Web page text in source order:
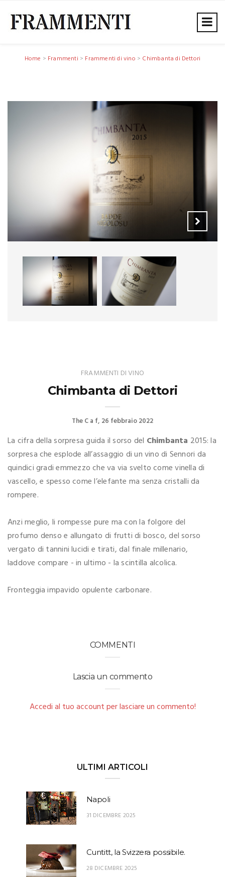
Home > Frammenti > Frammenti di vino > Chimbanta di Dettori
FRAMMENTI DI VINO
Chimbanta di Dettori
The C a f 26 febbraio 2022
La cifra della sorpresa guida il sorso del Chimbanta 2015: la
sorpresa che esplode all’assaggio di un vino di Sennori da
quindici gradi emmezzo che va via svelto come vinella di
vascello, e spesso come l’elefante ma senza cristalli da
rompere.
Anzi meglio, li rompesse pure ma con la folgore del
profumo denso e allungato di frutti di bosco, del sorso
vergato di tannini lucidi e tirati, dal finale millenario,
laddove compare - in ultimo - la scintilla alcolica.
Fronteggia impavido opulente carbonare.
COMMENTI
Lascia un commento
Accedi al tuo account per lasciare un commento!
ULTIMI ARTICOLI
Napoli
31 DICEMBRE 2025
Cuntitt, la Svizzera possibile.
28 DICEMBRE 2025